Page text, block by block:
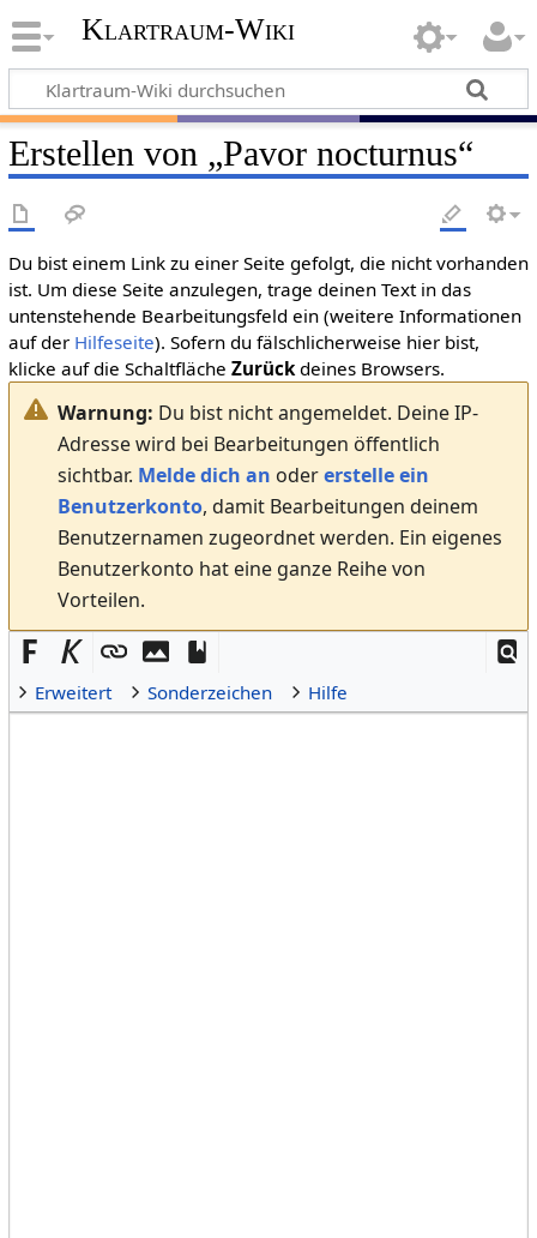
Klartraum-Wiki
Erstellen von „Pavor nocturnus“
Du bist einem Link zu einer Seite gefolgt, die nicht vorhanden
ist. Um diese Seite anzulegen, trage deinen Text in das
untenstehende Bearbeitungsfeld ein (weitere Informationen
auf der Hilfeseite). Sofern du fälschlicherweise hier bist,
klicke auf die Schaltfläche Zurückdeines Browsers.
Warnung: Du bist nicht angemeldet. Deine IP-
Adresse wird bei Bearbeitungen öffentlich
sichtbar. Melde dich an odererstelle ein
Benutzerkonto, damit Bearbeitungen deinem
Benutzernamen zugeordnet werden. Ein eigenes
Benutzerkonto hat eine ganze Reihe von
Vorteilen.
Erweitert Sonderzeichen Hilfe